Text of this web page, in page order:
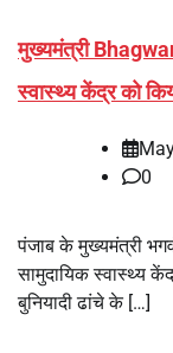
मुख्यमंत्री
स्वास्थ्य केंद्र को
0
पंजाब के मुख्यमंत्री
सामुदायिक स्वास्थ्य
बुनियादी ढांचे के […]